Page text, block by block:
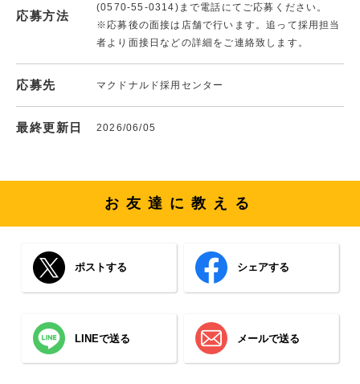
応募方法
(0570-55-0314)まで電話にてご応募ください。
※応募後の面接は店舗で行います。追って採用担当
者より面接日などの詳細をご連絡致します。
応募先 マクドナルド採用センター
最終更新日 2026/06/05
お友達に教える
ポストする シェアする
LINEで送る メールで送る